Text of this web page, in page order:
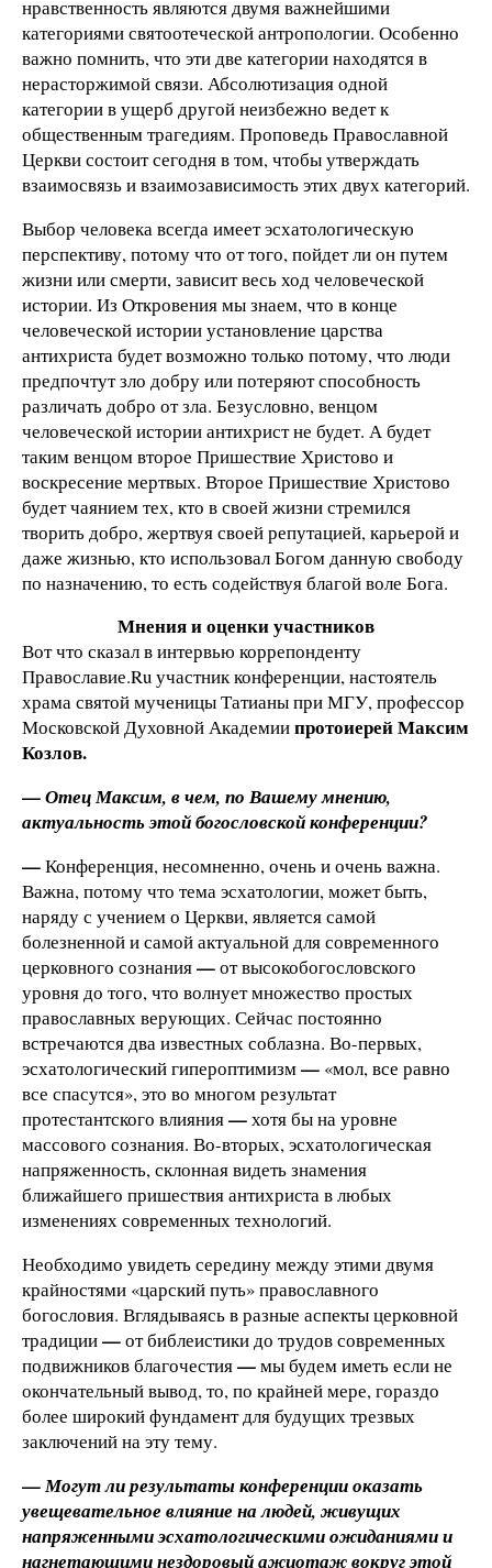
нравственность являются двумя важнейшими
категориями святоотеческой антропологии. Особенно
важно помнить, что эти две категории находятся в
нерасторжимой связи. Абсолютизация одной
категории в ущерб другой неизбежно ведет к
общественным трагедиям. Проповедь Православной
Церкви состоит сегодня в том, чтобы утверждать
взаимосвязь и взаимозависимость этих двух категорий.
Выбор человека всегда имеет эсхатологическую
перспективу, потому что от того, пойдет ли он путем
жизни или смерти, зависит весь ход человеческой
истории. Из Откровения мы знаем, что в конце
человеческой истории установление царства
антихриста будет возможно только потому, что люди
предпочтут зло добру или потеряют способность
различать добро от зла. Безусловно, венцом
человеческой истории антихрист не будет. А будет
таким венцом второе Пришествие Христово и
воскресение мертвых. Второе Пришествие Христово
будет чаянием тех, кто в своей жизни стремился
творить добро, жертвуя своей репутацией, карьерой и
даже жизнью, кто использовал Богом данную свободу
по назначению, то есть содействуя благой воле Бога.
Мнения и оценки участников
Вот что сказал в интервью коррепонденту
Православие.Ru участник конференции, настоятель
храма святой мученицы Татианы при МГУ, профессор
Московской Духовной Академиипротоиерей Максим
Козлов.
—Отец Максим, в чем, по Вашему мнению,
актуальность этой богословской конференции?
—Конференция, несомненно, очень и очень важна.
Важна, потому что тема эсхатологии, может быть,
наряду с учением о Церкви, является самой
болезненной и самой актуальной для современного
церковного сознания—от высокобогословского
уровня до того, что волнует множество простых
православных верующих. Сейчас постоянно
встречаются два известных соблазна. Во-первых,
эсхатологический гипероптимизм— «мол, все равно
все спасутся», это во многом результат
протестантского влияния—хотя бы на уровне
массового сознания. Во-вторых, эсхатологическая
напряженность, склонная видеть знамения
ближайшего пришествия антихриста в любых
изменениях современных технологий.
Необходимо увидеть середину между этими двумя
крайностями «царский путь» православного
богословия. Вглядываясь в разные аспекты церковной
традиции—от библеистики до трудов современных
подвижников благочестия—мы будем иметь если не
окончательный вывод, то, по крайней мере, гораздо
более широкий фундамент для будущих трезвых
заключений на эту тему.
— Могут ли результаты конференции оказать
увещевательное влияние на людей, живущих
напряженными эсхатологическими ожиданиями и
нагнетающими нездоровый ажиотаж вокруг этой